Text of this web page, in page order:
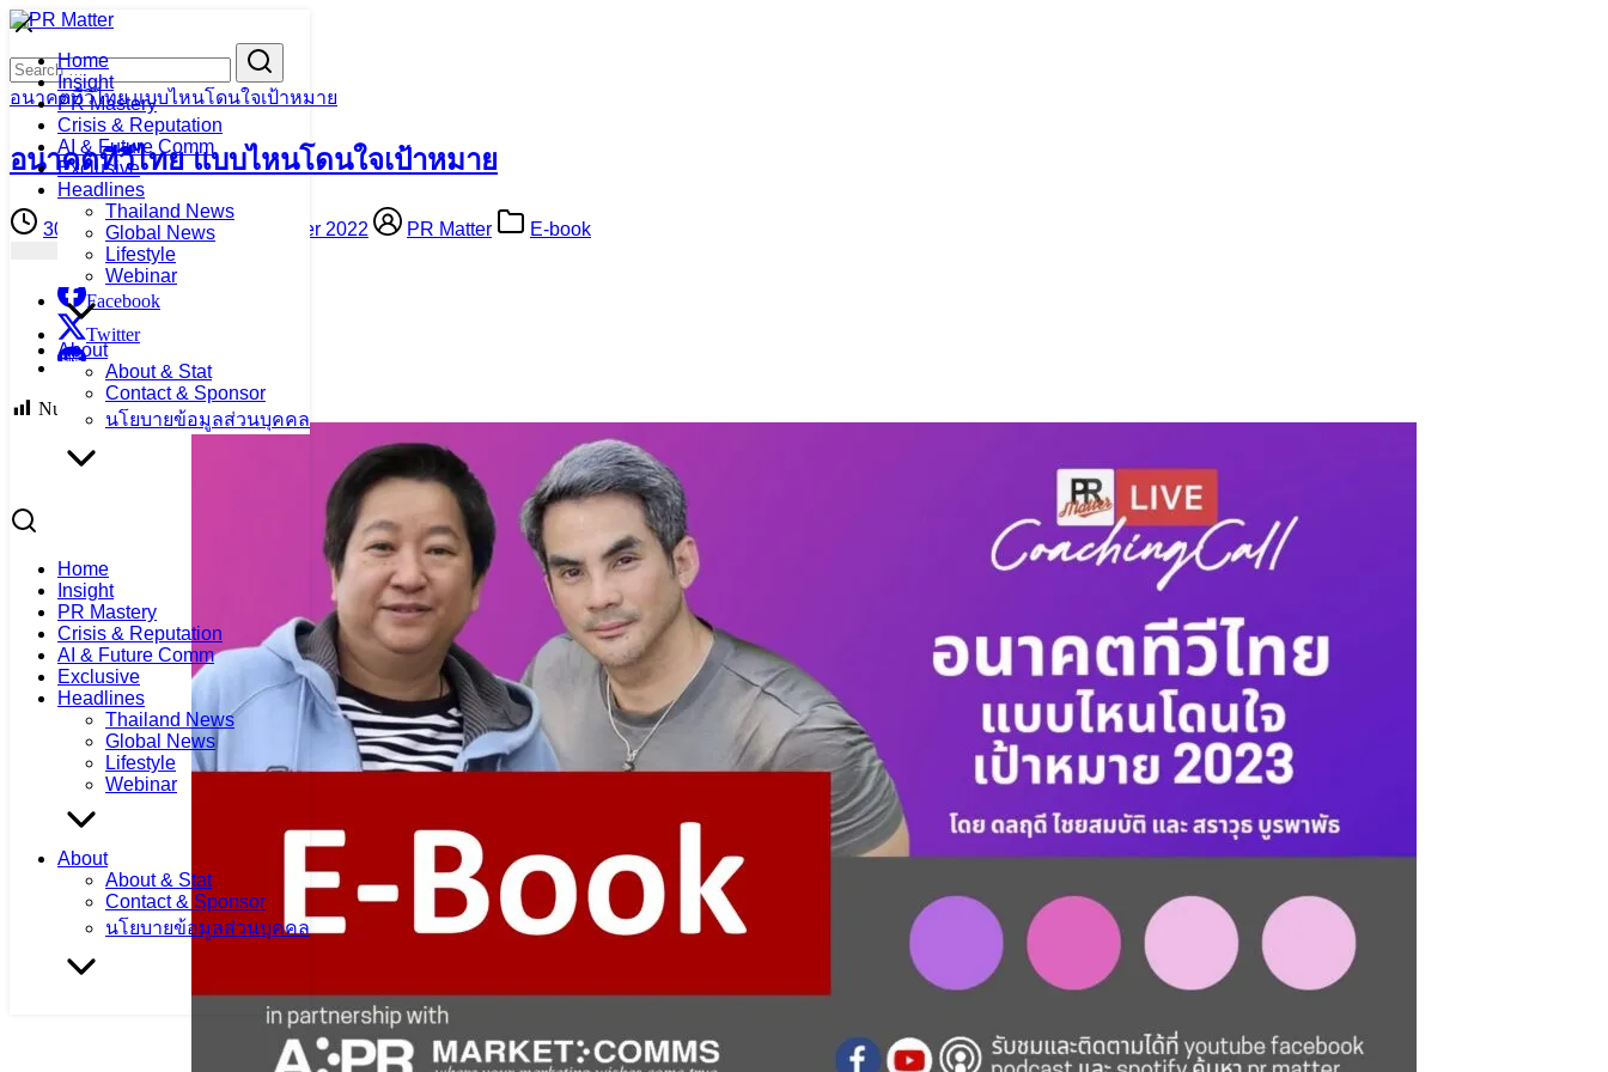
Skip
contentHome
Insight
PR Mastery
Crisis & Reputation
AI & Future Comm
Exclusive
Headlines
Thailand News
Global News
Lifestyle
Webinar
About
About & Stat
Contact & Sponsor
นโยบายข้อมูลส่วนบุคคล
Home
Insight
PR Mastery
Crisis & Reputation
AI & Future Comm
Exclusive
Headlines
Thailand News
Global News
Lifestyle
Webinar
About
About & Stat
Contact & Sponsor
นโยบายข้อมูลส่วนบุคคล
Search
for:
อนาคตทีวีไทย แบบไหนโดนใจเป้าหมาย
อนาคตทีวีไทย แบบไหนโดนใจเป้าหมาย
30 November 202230 November 2022 PR Matter E-book
Facebook
Twitter
Line
Number of Readers: 4,240